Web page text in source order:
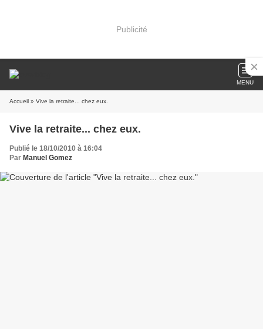
Publicité
MENU
Accueil » Vive la retraite... chez eux.
Vive la retraite... chez eux.
Publié le 18/10/2010 à 16:04
Par Manuel Gomez